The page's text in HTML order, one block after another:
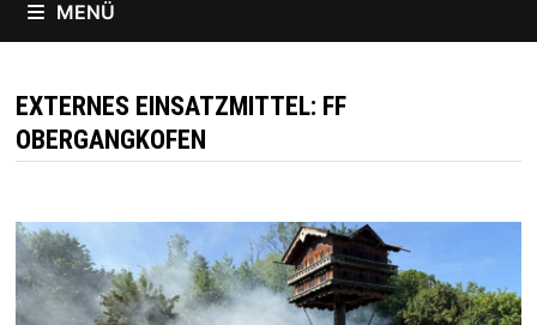
MENÜ
EXTERNES EINSATZMITTEL: FF
OBERGANGKOFEN